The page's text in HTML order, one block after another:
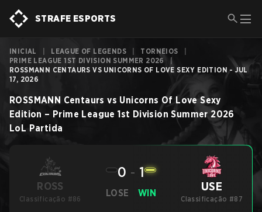
STRAFE ESPORTS
INICIAL LEAGUE OF LEGENDS TORNEIOS
PRIME LEAGUE 1ST DIVISION SUMMER 2026
|
ROSSMANN CENTAURS VS UNICORNS OF LOVE SEXY EDITION - JUL
17, 2026
ROSSMANN Centaurs vs Unicorns Of Love Sexy
Edition – Prime League 1st Division Summer 2026
LoL Partida
ROSS
Classificação #86
LOSE
0 - 1
WIN USE
Classificação #87